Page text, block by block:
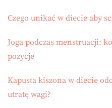
Czego unikać w diecie aby
Joga podczas menstruacji:
pozycje
Kapusta kiszona w diecie
utratę wagi?